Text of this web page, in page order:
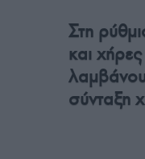
Στη
και
σύνταξη